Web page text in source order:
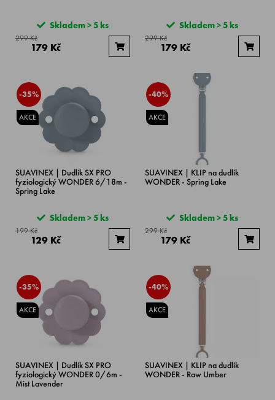
Skladem > 5 ks
299 Kč
179 Kč
Skladem > 5 ks
299 Kč
179 Kč
-35%
AKCE
SUAVINEX | Dudlík SX PRO
fyziologický WONDER 6/18m -
Spring Lake
Skladem > 5 ks
199 Kč
129 Kč
-40%
AKCE
SUAVINEX | KLIP na dudlík
WONDER - Spring Lake
Skladem > 5 ks
299 Kč
179 Kč
-35%
AKCE
SUAVINEX | Dudlík SX PRO
fyziologický WONDER 0/6m -
Mist Lavender
-40%
AKCE
SUAVINEX | KLIP na dudlík
WONDER - Raw Umber